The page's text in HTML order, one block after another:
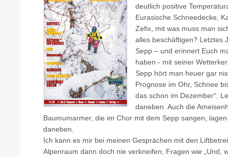
deutlich positive
Eurasische Schneedecke,
Zefix, mit was muss man
alles beschäftigen? Letztes
Sepp – und erinnert Euch
haben - mit seiner
Sepp hört man heuer gar
Prognose im Ohr, Schnee
das schon im Dezember“.
daneben. Auch die
Baumumarmer, die im Chor mit dem Sepp sangen,
daneben.
Ich kann es mir bei meinen Gesprächen mit den
Alpenraum dann doch nie verkneifen, Fragen wie „Und,